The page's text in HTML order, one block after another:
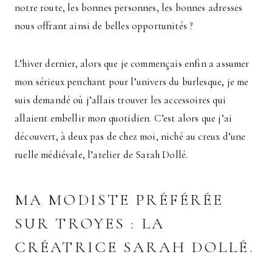
notre route, les bonnes personnes, les bonnes adresses
nous offrant ainsi de belles opportunités ?
L’hiver dernier, alors que je commençais enfin a assumer
mon sérieux penchant pour l’univers du burlesque, je me
suis demandé où j’allais trouver les accessoires qui
allaient embellir mon quotidien. C’est alors que j’ai
découvert, à deux pas de chez moi, niché au creux d’une
ruelle médiévale, l’atelier de Sarah Dollé.
MA MODISTE PRÉFÉRÉE
SUR TROYES : LA
CRÉATRICE SARAH DOLLÉ.